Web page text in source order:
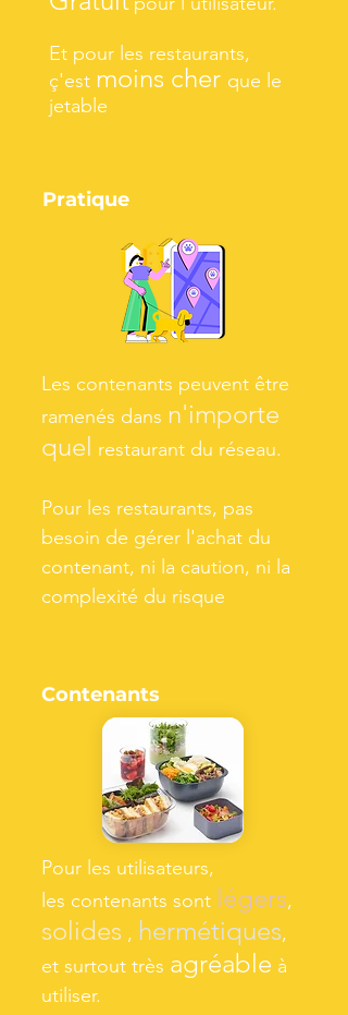
Et pour les restaurants,
ç'est moins cher que le
jetable
Pratique
Les contenants peuvent être
ramenés dans n'importe
quel restaurant du réseau.
Pour les restaurants, pas
besoin de gérer l'achat du
contenant, ni la caution, ni la
complexité du risque
Contenants
Pour les utilisateurs,
les contenants sont légers,
solides , hermétiques,
et surtout très agréable à
utiliser.